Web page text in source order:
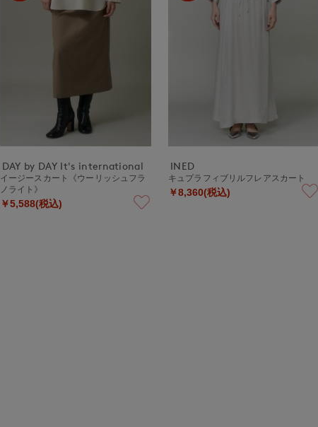
DAY by DAY It's international
イージースカート《ウーリッシュフラ
ノライト》
￥5,588(税込)
INED
キュプラフィブリルフレアスカート
￥8,360(税込)